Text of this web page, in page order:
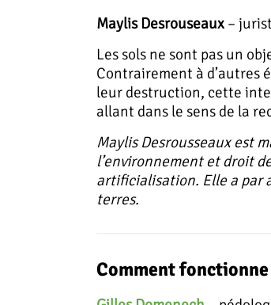
Maylis Desrouseaux –
Les sols ne sont pas un
Contrairement à d’autres
leur destruction, cette
allant dans le sens de la
Maylis Desrousseaux est
l’environnement et droit
artificialisation. Elle a par
terres.
Comment